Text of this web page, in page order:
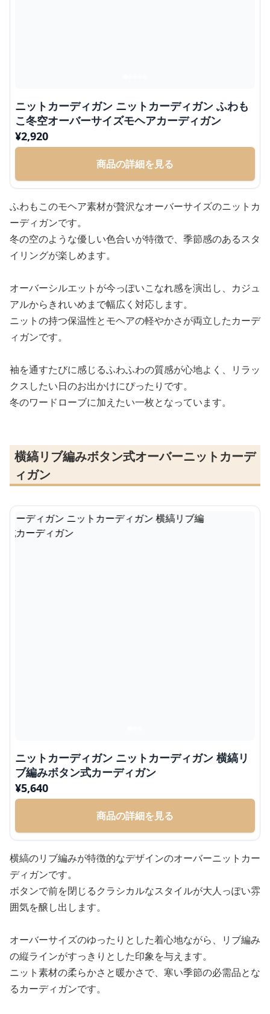
ニットカーディガン ニットカーディガン ふわも
こ冬空オーバーサイズモヘアカーディガン
¥2,920
商品の詳細を見る
ふわもこのモヘア素材が贅沢なオーバーサイズのニットカ
ーディガンです。
冬の空のような優しい色合いが特徴で、季節感のあるスタ
イリングが楽しめます。
オーバーシルエットが今っぽいこなれ感を演出し、カジュ
アルからきれいめまで幅広く対応します。
ニットの持つ保温性とモヘアの軽やかさが両立したカーデ
ィガンです。
袖を通すたびに感じるふわふわの質感が心地よく、リラッ
クスしたい日のお出かけにぴったりです。
冬のワードローブに加えたい一枚となっています。
横縞リブ編みボタン式オーバーニットカーデ
ィガン
ニットカーディガン ニットカーディガン 横縞リ
ブ編みボタン式カーディガン
¥5,640
商品の詳細を見る
横縞のリブ編みが特徴的なデザインのオーバーニットカー
ディガンです。
ボタンで前を閉じるクラシカルなスタイルが大人っぽい雰
囲気を醸し出します。
オーバーサイズのゆったりとした着心地ながら、リブ編み
の縦ラインがすっきりとした印象を与えます。
ニット素材の柔らかさと暖かさで、寒い季節の必需品とな
るカーディガンです。